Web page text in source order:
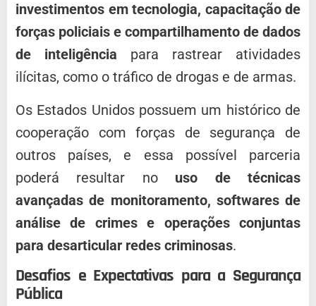
investimentos em tecnologia, capacitação de
forças policiais e compartilhamento de dados
de inteligência para rastrear atividades
ilícitas, como o tráfico de drogas e de armas.
Os Estados Unidos possuem um histórico de
cooperação com forças de segurança de
outros países, e essa possível parceria
poderá resultar no uso de técnicas
avançadas de monitoramento, softwares de
análise de crimes e operações conjuntas
para desarticular redes criminosas.
Desafios e Expectativas para a Segurança
Pública